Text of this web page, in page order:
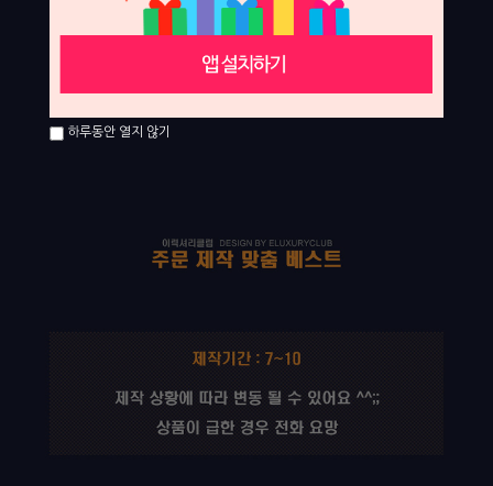
하루동안 열지 않기